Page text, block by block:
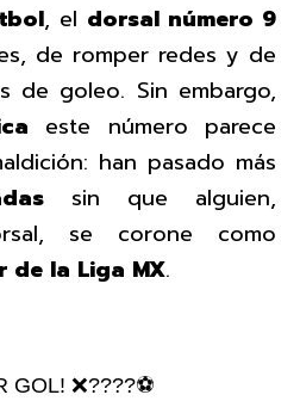
, el dorsal número 9
de romper redes y de
de goleo. Sin embargo,
este número parece
han pasado más
sin que alguien,
se corone como
de la Liga MX.
GOL! ❌????⚽